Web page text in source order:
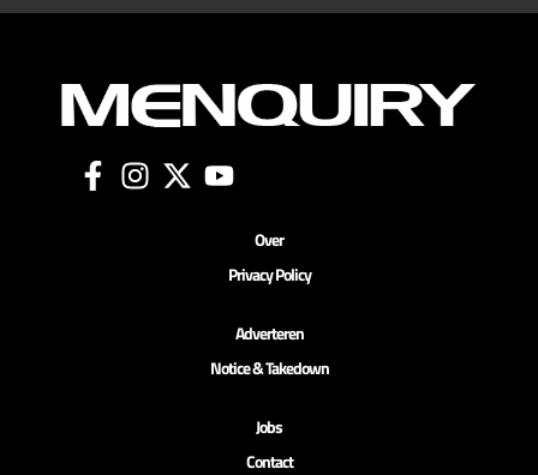
Over
Privacy Policy
Adverteren
Notice & Takedown
Jobs
Contact